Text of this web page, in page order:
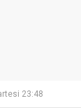
23:48